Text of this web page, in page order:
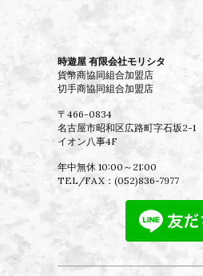
時遊屋 有限会社モリシタ
貨幣商協同組合加盟店
切手商協同組合加盟店
〒466-0834
名古屋市昭和区広路町字石坂2-1
イオン八事4F
年中無休 10:00～21:00
TEL/FAX： (052)836-7977